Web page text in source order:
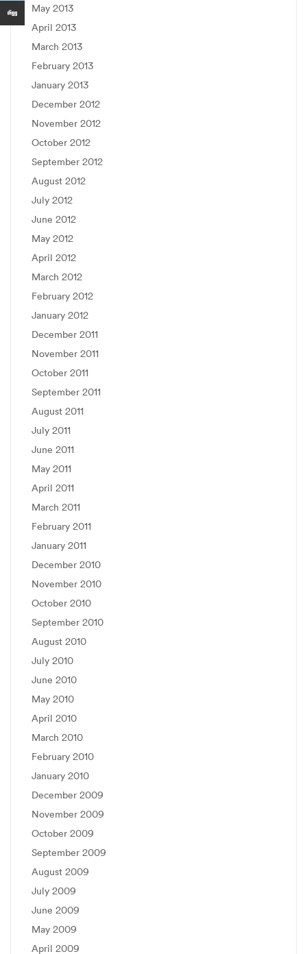
May 2013
April 2013
March 2013
February 2013
January 2013
December 2012
November 2012
October 2012
September 2012
August 2012
July 2012
June 2012
May 2012
April 2012
March 2012
February 2012
January 2012
December 2011
November 2011
October 2011
September 2011
August 2011
July 2011
June 2011
May 2011
April 2011
March 2011
February 2011
January 2011
December 2010
November 2010
October 2010
September 2010
August 2010
July 2010
June 2010
May 2010
April 2010
March 2010
February 2010
January 2010
December 2009
November 2009
October 2009
September 2009
August 2009
July 2009
June 2009
May 2009
April 2009